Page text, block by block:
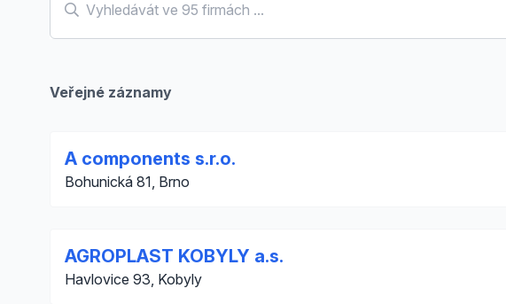
Veřejné záznamy
A components s.r.o.
Bohunická 81, Brno
AGROPLAST KOBYLY a.s.
Havlovice 93, Kobyly